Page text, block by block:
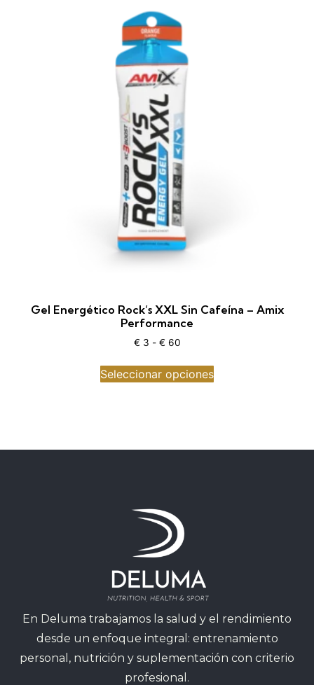
Gel Energético Rock’s XXL Sin Cafeína – Amix
Performance
€ 3 - € 60
Seleccionar opciones
En Deluma trabajamos la salud y el rendimiento
desde un enfoque integral: entrenamiento
personal, nutrición y suplementación con criterio
profesional.